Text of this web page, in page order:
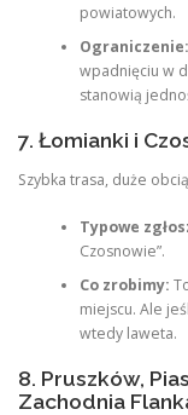
powiatowych.
Ograniczenie:
wpadnięciu w
stanowią
7. Łomianki i
Szybka trasa, duże
Typowe
Czosnowie”.
Co zrobimy:
miejscu. Ale
wtedy laweta.
8. Pruszków,
Zachodnia